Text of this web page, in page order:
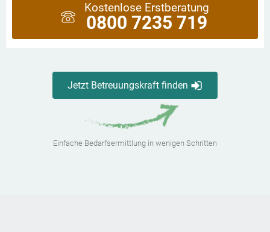
Kostenlose Erstberatung
0800 7235 719
Jetzt Betreuungskraft finden
Einfache Bedarfsermittlung in wenigen Schritten